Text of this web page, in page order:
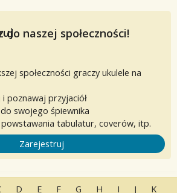
do naszej społeczności!
społeczności graczy ukulele na
poznawaj przyjaciół
swojego śpiewnika
tabulatur, coverów, itp.
Zarejestruj
D E F G H I J K